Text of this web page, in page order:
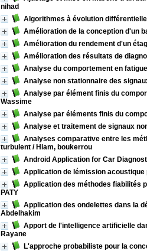
nihad
Algorithmes à évolution
Amélioration de la conception d'un
Amélioration du rendement d'un
Amélioration des résultats de
Analyse du comportement en
Analyse non stationnaire des
Analyse par élément finis du
Wassime
Analyse par éléments finis du
Analyse et traitement de signaux
Analyses comparative entre les
turbulent / Hiam, boukerrou
Android Application for Car
Application de lémission
Application des méthodes fiabilités
PATY
Application des ondelettes dans la
Abdelhakim
Apport de l'intelligence artificielle
Rayane
L'approche probabiliste pour la